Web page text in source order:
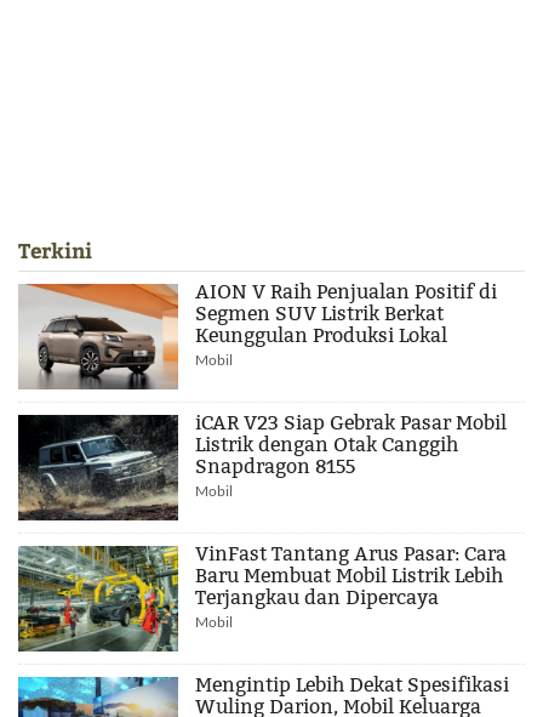
Terkini
AION V Raih Penjualan Positif di
Segmen SUV Listrik Berkat
Keunggulan Produksi Lokal
Mobil
iCAR V23 Siap Gebrak Pasar Mobil
Listrik dengan Otak Canggih
Snapdragon 8155
Mobil
VinFast Tantang Arus Pasar: Cara
Baru Membuat Mobil Listrik Lebih
Terjangkau dan Dipercaya
Mobil
Mengintip Lebih Dekat Spesifikasi
Wuling Darion, Mobil Keluarga